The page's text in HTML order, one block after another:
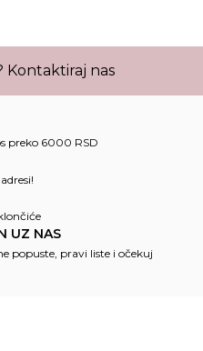
Kontaktiraj nas
preko 6000 RSD
UZ NAS
popuste, pravi liste i očekuj